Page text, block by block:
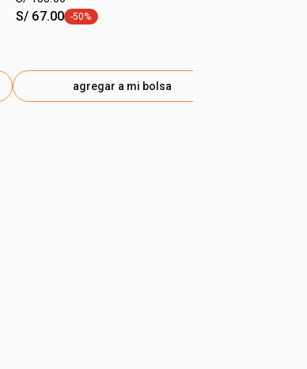
S/ 67.00 etiqueta -50%
-50%
agregar a mi bolsa